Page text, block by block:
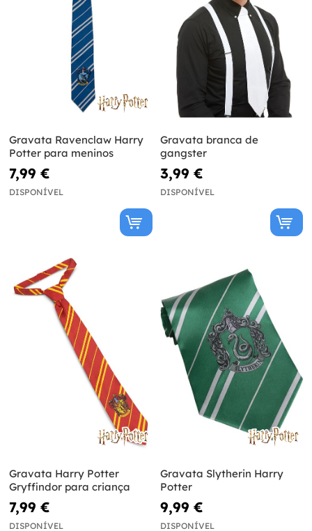
Gravata Ravenclaw Harry
Potter para meninos
7,99 €
DISPONÍVEL
Gravata branca de
gangster
3,99 €
DISPONÍVEL
Gravata Harry Potter
Gryffindor para criança
7,99 €
DISPONÍVEL
Gravata Slytherin Harry
Potter
9,99 €
DISPONÍVEL